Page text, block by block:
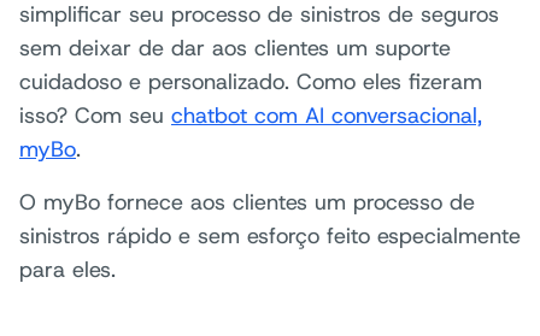
simplificar seu processo de sinistros de seguros
sem deixar de dar aos clientes um suporte
cuidadoso e personalizado. Como eles fizeram
isso? Com seu chatbot com AI conversacional,
myBo.
O myBo fornece aos clientes um processo de
sinistros rápido e sem esforço feito especialmente
para eles.